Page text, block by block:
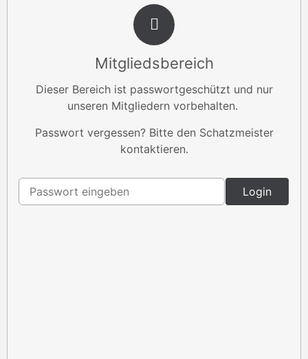
Mitgliedsbereich
Dieser Bereich ist passwortgeschützt und nur
unseren Mitgliedern vorbehalten.
Passwort vergessen? Bitte den Schatzmeister
kontaktieren.
Login